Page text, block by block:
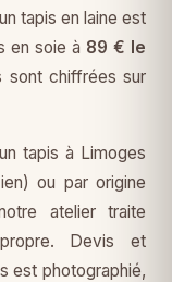
tapis en laine est
en soie à 89 € le
tapis à Limoges
atelier traite
et
est photographié,